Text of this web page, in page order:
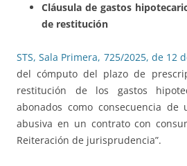
Cláusula de gastos
de restitución
STS, Sala Primera, 725/2025, de 12
del cómputo del plazo de
restitución de los gastos
abonados como consecuencia
abusiva en un contrato con
Reiteración de jurisprudencia”.